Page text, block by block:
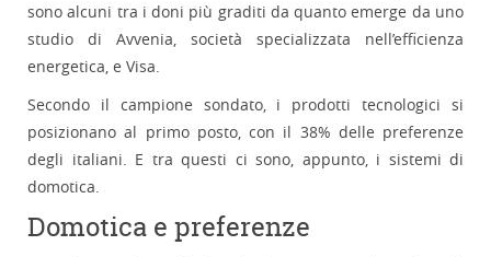
sono alcuni tra i doni più graditi da quanto emerge da uno
studio di Avvenia, società specializzata nell’efficienza
energetica, e Visa.
Secondo il campione sondato, i prodotti tecnologici si
posizionano al primo posto, con il 38% delle preferenze
degli italiani. E tra questi ci sono, appunto, i sistemi di
domotica.
Domotica e preferenze